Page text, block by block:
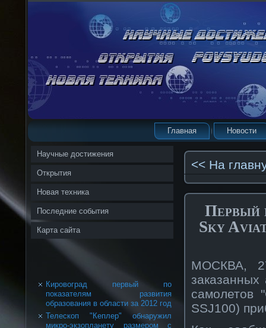
Главная Новости
Научные достижения
Открытия
Новая техника
Последние события
Карта сайта
Кировоград первый по
показателям развития
образования в области за 2012 год
Телескоп "Кеплер" обнаружил
микро-экзопланету размером с
<< На
Первый
Sky
МОСКВА,
самолетов
SSJ100)